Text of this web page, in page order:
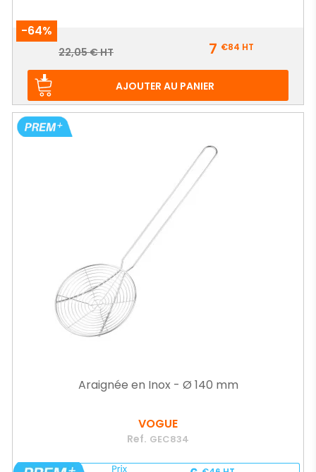
-64%
Prix
Prix
22,05 € HT 7 €84 HT
AJOUTER AU PANIER
Araignée en Inox - Ø 140 mm
VOGUE
Ref. GEC834